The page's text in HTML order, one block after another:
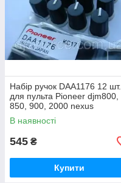
Набір ручок DAA1176 12 шт.
для пульта Pioneer djm800,
850, 900, 2000 nexus
В наявності
545 ₴
Купити